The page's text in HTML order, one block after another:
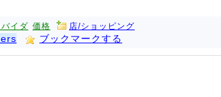
イダ 価格 店/ショッピング
ブックマークする